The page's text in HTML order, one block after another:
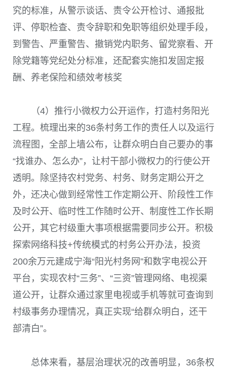
究的标准，从警示谈话、责令公开检讨、通报批
评、停职检查、责令辞职和免职等组织处理手段，
到警告、严重警告、撤销党内职务、留党察看、开
除党籍等党纪处分标准，还配套实施扣发固定报
酬、养老保险和绩效考核奖
（4）推行小微权力公开运作，打造村务阳光
工程。梳理出来的36条村务工作的责任人以及运行
流程图，全部上墙公布，让群众明白自己要办的事
“找谁办、怎么办”，让村干部小微权力的行使公开
透明。除坚持农村党务、村务、财务定期公开之
外，还决心做到经常性工作定期公开、阶段性工作
及时公开、临时性工作随时公开、制度性工作长期
公开，其它村级重大事项根据需要同步公开。积极
探索网络科技+传统模式的村务公开办法，投资
200余万元建成宁海“阳光村务网”和数字电视公开
平台，实现农村“三务”、“三资”管理网络、电视渠
道公开，让群众通过家里电视或手机等就可查询到
村级事务办理情况，真正实现“给群众明白，还干
部清白”。
总体来看，基层治理状况的改善明显，36条权